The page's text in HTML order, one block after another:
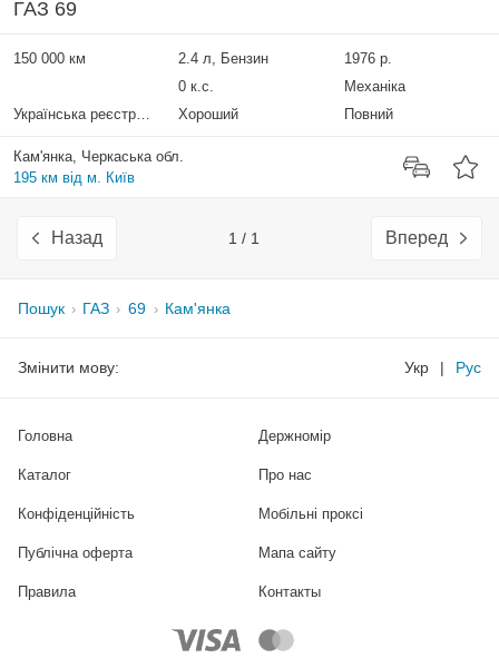
ГАЗ 69
150 000 км 2.4 л, Бензин
1976 р.
0 к.с.
Механіка
Українська реєстрація
Хороший Повний
Кам'янка, Черкаська обл.
195 км від м. Київ
Назад 1 / 1 Вперед
Пошук ГАЗ 69 Кам'янка
Змінити мову: Укр | Рус
Головна
Каталог
Держномір
Про нас
Конфіденційність Мобільні проксі
Публічна оферта Мапа сайту
Правила Контакты